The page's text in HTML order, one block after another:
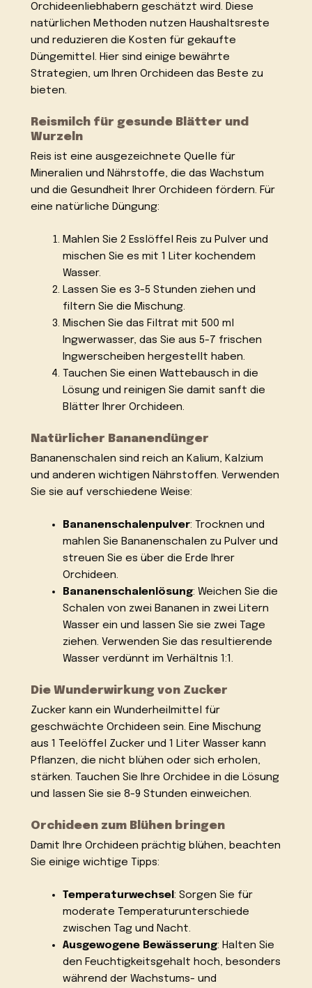
Orchideenliebhabern geschätzt wird. Diese
natürlichen Methoden nutzen Haushaltsreste
und reduzieren die Kosten für gekaufte
Düngemittel. Hier sind einige bewährte
Strategien, um Ihren Orchideen das Beste zu
bieten.
Reismilch für gesunde Blätter und
Wurzeln
Reis ist eine ausgezeichnete Quelle für
Mineralien und Nährstoffe, die das Wachstum
und die Gesundheit Ihrer Orchideen fördern. Für
eine natürliche Düngung:
Mahlen Sie 2 Esslöffel Reis zu Pulver und
mischen Sie es mit 1 Liter kochendem
Wasser.
Lassen Sie es 3-5 Stunden ziehen und
filtern Sie die Mischung.
Mischen Sie das Filtrat mit 500 ml
Ingwerwasser, das Sie aus 5-7 frischen
Ingwerscheiben hergestellt haben.
Tauchen Sie einen Wattebausch in die
Lösung und reinigen Sie damit sanft die
Blätter Ihrer Orchideen.
Natürlicher Bananendünger
Bananenschalen sind reich an Kalium, Kalzium
und anderen wichtigen Nährstoffen. Verwenden
Sie sie auf verschiedene Weise:
Bananenschalenpulver: Trocknen und
mahlen Sie Bananenschalen zu Pulver und
streuen Sie es über die Erde Ihrer
Orchideen.
Bananenschalenlösung: Weichen Sie die
Schalen von zwei Bananen in zwei Litern
Wasser ein und lassen Sie sie zwei Tage
ziehen. Verwenden Sie das resultierende
Wasser verdünnt im Verhältnis 1:1.
Die Wunderwirkung von Zucker
Zucker kann ein Wunderheilmittel für
geschwächte Orchideen sein. Eine Mischung
aus 1 Teelöffel Zucker und 1 Liter Wasser kann
Pflanzen, die nicht blühen oder sich erholen,
stärken. Tauchen Sie Ihre Orchidee in die Lösung
und lassen Sie sie 8-9 Stunden einweichen.
Orchideen zum Blühen bringen
Damit Ihre Orchideen prächtig blühen, beachten
Sie einige wichtige Tipps:
Temperaturwechsel : Sorgen Sie für
moderate Temperaturunterschiede
zwischen Tag und Nacht.
Ausgewogene Bewässerung: Halten Sie
den Feuchtigkeitsgehalt hoch, besonders
während der Wachstums- und